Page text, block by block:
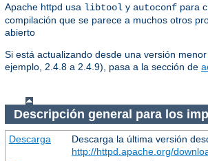
Apache httpd usa libtool y autoconf para
compilación que se parece a muchos otros
abierto
Si está actualizando desde una versión
ejemplo, 2.4.8 a 2.4.9), pasa a la sección de
Descripción general para los
Descarga
Descarga la última versión
http://httpd.apache.org/